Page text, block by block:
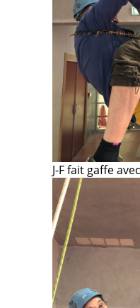
J-F fait gaffe